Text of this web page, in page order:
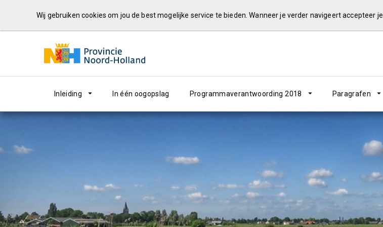
Inleiding In één oogopslag Programmaverantwoording 2018 Paragrafen
Wij gebruiken cookies om jou de best mogelijke service te bieden. Wanneer je verder navigeert accepteer je